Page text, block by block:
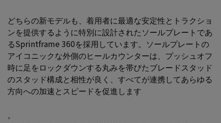
どちらの新モデルも、着用者に最適な安定性とトラクショ
ンを提供するように特別に設計されたソールプレートであ
るSprintframe 360を採用しています。 ソールプレートの
アイコニックな外側のヒールカウンターは、プッシュオフ
時に足をロックダウンする丸みを帯びたブレードスタッド
のスタッド構成と相性が良く、すべてが連携してあらゆる
方向への加速とスピードを促進します
。